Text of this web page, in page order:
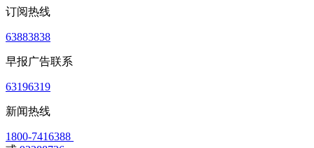
订阅热线
63883838
早报广告联系
63196319
新闻热线
1800-7416388